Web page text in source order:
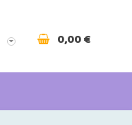
0,00 €